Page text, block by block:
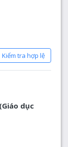
Kiểm tra hợp lệ
dục